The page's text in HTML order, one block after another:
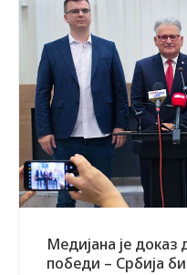
Медијана је
победи – Србија